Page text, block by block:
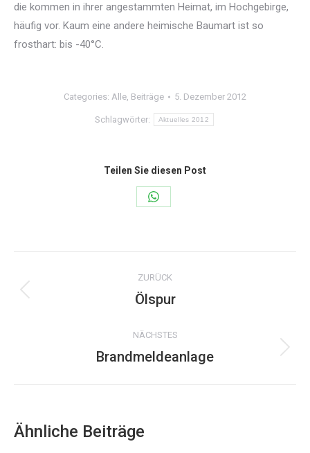
die kommen in ihrer angestammten Heimat, im Hochgebirge,
häufig vor. Kaum eine andere heimische Baumart ist so
frosthart: bis -40°C.
Categories: Alle, Beiträge 5. Dezember 2012
Schlagwörter: Aktuelles 2012
Teilen Sie diesen Post
Share
WhatsApp
Kommentarnavigation
ZURÜCK
Vorheriger
Ölspur
NÄCHSTES
Nächster
Brandmeldeanlage
Ähnliche Beiträge